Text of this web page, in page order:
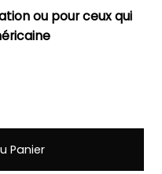
ou pour ceux qui
Panier